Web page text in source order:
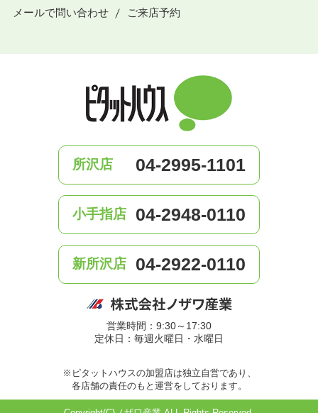
メールで問い合わせ
ご来店予約
所沢店 04-2995-1101
小手指店 04-2948-0110
新所沢店 04-2922-0110
営業時間：9:30～17:30
定休日：毎週火曜日・水曜日
※ピタットハウスの加盟店は独立自営であり、
各店舗の責任のもと運営をしております。